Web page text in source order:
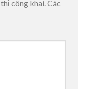
công khai.Các